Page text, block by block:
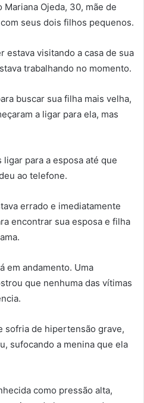
Ojeda, 30, mãe de
seus dois filhos pequenos.
estava visitando a casa de sua
trabalhando no momento.
buscar sua filha mais velha,
a ligar para ela, mas
para a esposa até que
ao telefone.
errado e imediatamente
encontrar sua esposa e filha
em andamento. Uma
que nenhuma das vítimas
sofria de hipertensão grave,
sufocando a menina que ela
como pressão alta,